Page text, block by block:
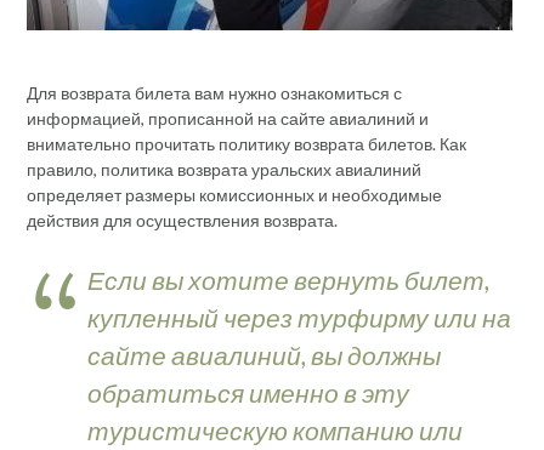
Для возврата билета вам нужно ознакомиться с
информацией, прописанной на сайте авиалиний и
внимательно прочитать политику возврата билетов. Как
правило, политика возврата уральских авиалиний
определяет размеры комиссионных и необходимые
действия для осуществления возврата.
Если вы хотите вернуть билет,
купленный через турфирму или на
сайте авиалиний, вы должны
обратиться именно в эту
туристическую компанию или